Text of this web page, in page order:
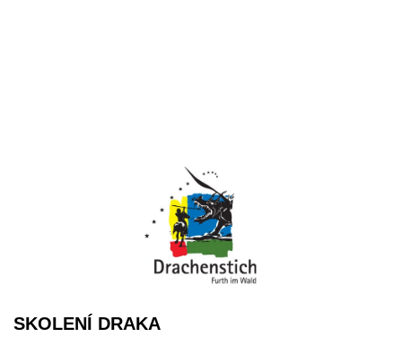
SKOLENÍ DRAKA